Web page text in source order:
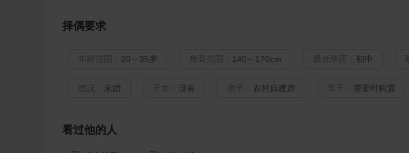
择偶要求
年龄范围： 20～35岁 身高范围： 140～170cm 最低学历： 初中
婚况： 未婚 子女： 没有 房子： 农村自建房 车子： 需要时购置
看过他的人